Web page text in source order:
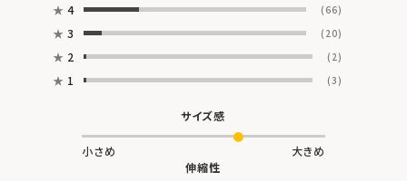
★ 4 (66)
★ 3 (20)
★ 2 (2)
★ 1 (3)
サイズ感
小さめ
大きめ
伸縮性